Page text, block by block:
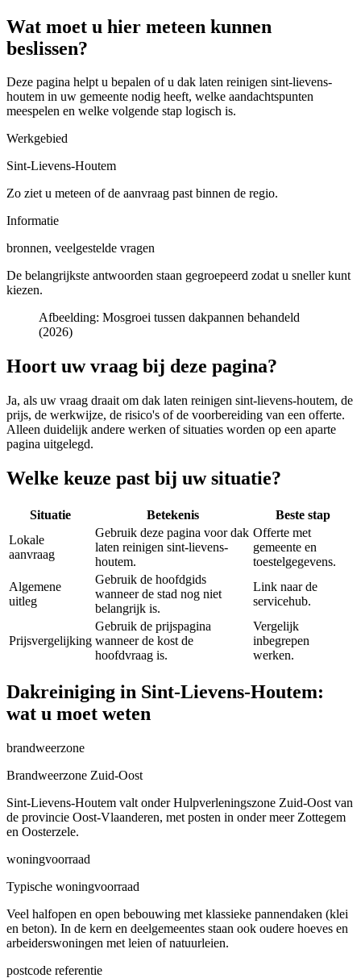
Wat moet u hier meteen kunnen
beslissen?
Deze pagina helpt u bepalen of u dak laten reinigen sint-lievens-
houtem in uw gemeente nodig heeft, welke aandachtspunten
meespelen en welke volgende stap logisch is.
Werkgebied
Sint-Lievens-Houtem
Zo ziet u meteen of de aanvraag past binnen de regio.
Informatie
bronnen, veelgestelde vragen
De belangrijkste antwoorden staan gegroepeerd zodat u sneller kunt
kiezen.
Afbeelding: Mosgroei tussen dakpannen behandeld
(2026)
Hoort uw vraag bij deze pagina?
Ja, als uw vraag draait om dak laten reinigen sint-lievens-houtem, de
prijs, de werkwijze, de risico's of de voorbereiding van een offerte.
Alleen duidelijk andere werken of situaties worden op een aparte
pagina uitgelegd.
Welke keuze past bij uw situatie?
Situatie Betekenis
Beste stap
Lokale
aanvraag
Gebruik deze pagina voor dak
laten reinigen sint-lievens-
houtem.
Offerte met
gemeente en
toestelgegevens.
Algemene
uitleg
Gebruik de hoofdgids
wanneer de stad nog niet
belangrijk is.
Link naar de
servicehub.
Prijsvergelijking
Gebruik de prijspagina
wanneer de kost de
hoofdvraag is.
Vergelijk
inbegrepen
werken.
Dakreiniging in Sint-Lievens-Houtem:
wat u moet weten
brandweerzone
Brandweerzone Zuid-Oost
Sint-Lievens-Houtem valt onder Hulpverleningszone Zuid-Oost van
de provincie Oost-Vlaanderen, met posten in onder meer Zottegem
en Oosterzele.
woningvoorraad
Typische woningvoorraad
Veel halfopen en open bebouwing met klassieke pannendaken (klei
en beton). In de kern en deelgemeentes staan ook oudere hoeves en
arbeiderswoningen met leien of natuurleien.
postcode referentie